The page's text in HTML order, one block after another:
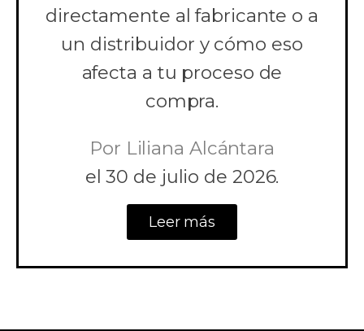
directamente al fabricante o a
un distribuidor y cómo eso
afecta a tu proceso de
compra.
Por Liliana Alcántara
el 30 de julio de 2026.
Leer más